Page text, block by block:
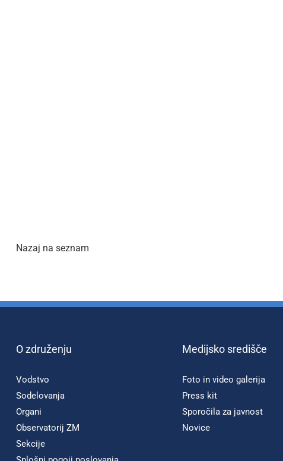
Nazaj na seznam
O združenju
Vodstvo
Sodelovanja
Organi
Observatorij ZM
Sekcije
Medijsko središče
Foto in video galerija
Press kit
Sporočila za javnost
Novice